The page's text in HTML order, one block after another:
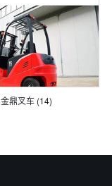
金鼎叉车 (14)